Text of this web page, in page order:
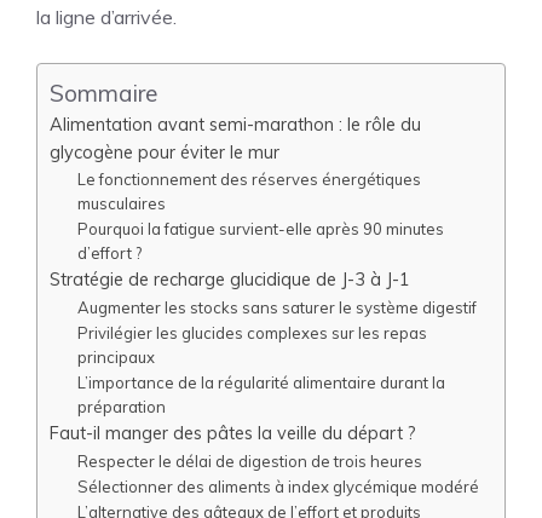
la ligne d’arrivée.
Sommaire
Alimentation avant semi-marathon : le rôle du
glycogène pour éviter le mur
Le fonctionnement des réserves énergétiques
musculaires
Pourquoi la fatigue survient-elle après 90 minutes
d’effort ?
Stratégie de recharge glucidique de J-3 à J-1
Augmenter les stocks sans saturer le système digestif
Privilégier les glucides complexes sur les repas
principaux
L’importance de la régularité alimentaire durant la
préparation
Faut-il manger des pâtes la veille du départ ?
Respecter le délai de digestion de trois heures
Sélectionner des aliments à index glycémique modéré
L’alternative des gâteaux de l’effort et produits